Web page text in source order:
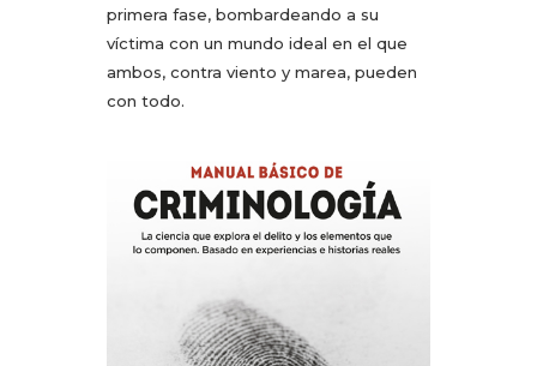
primera fase, bombardeando a su
víctima con un mundo ideal en el que
ambos, contra viento y marea, pueden
con todo.